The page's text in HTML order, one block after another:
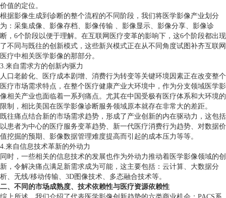
价值的定位。
根据影像生成到诊断的整个流程的不同阶段，我们将医学影像产业划分
为：采集成像、影像存档、影像传输 、影像显示、影像分享、影像诊
断，6个阶段以便于理解。在互联网医疗变革的影响下，这6个阶段都出现
了不同与既往的创新模式，这些新兴模式正在从不同角度试图补齐互联网
医疗中相关医学影像的那部分。
3.来自需求方的创新内驱力
人口老龄化、医疗成本剧增、消费行为转变等关键环境因素正在改变整个
医疗市场需求特点，在整个医疗健康产业大环境中，作为分支领域医学影
像相关产业也面临着一系列痛点。尤其在中国受极有医疗体系和大环境的
限制，相比美国在医学影像诊断服务领域原本就存在非常大的差距。
既往痛点结合新的市场需求趋势，形成了产业创新的内在驱动力，这包括
以患者为中心的医疗服务变革趋势、新一代医疗消费行为趋势、对数据价
值挖掘的预期、影像数据管理难度提高而引起的成本压力等等。
4.来自信息技术革新的外动力
同时，一些相关的信息技术的发展也作为外动力推动着医学影像领域的创
新，令解决痛点满足新需求成为可能，这主要包括：云计算、大数据分
析、无线/移动传输、3D图像技术、多态融合技术等。
二、不同的市场成熟度、技术依赖性与医疗资源依赖性